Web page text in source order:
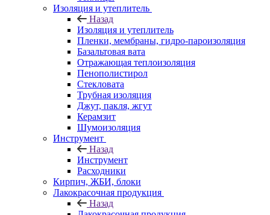
Изоляция и утеплитель
Назад
Изоляция и утеплитель
Пленки, мембраны, гидро-пароизоляция
Базальтовая вата
Отражающая теплоизоляция
Пенополистирол
Стекловата
Трубная изоляция
Джут, пакля, жгут
Керамзит
Шумоизоляция
Инструмент
Назад
Инструмент
Расходники
Кирпич, ЖБИ, блоки
Лакокрасочная продукция
Назад